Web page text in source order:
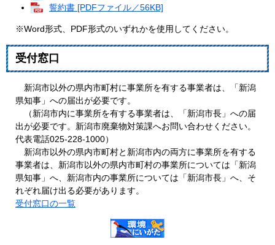
誓約書 [PDFファイル／56KB]
※Word形式、PDF形式のいずれかを使用してください。
受付窓口
新潟市以外の県内市町村に事業所を有する事業者は、「新潟
県知事」への届出が必要です。
（新潟市内に事業所を有する事業者は、「新潟市長」への届
出が必要です。新潟市廃棄物対策課へお問い合わせください。
代表電話025-228-1000）
新潟市以外の県内市町村と新潟市内の両方に事業所を有する
事業者は、新潟市以外の県内市町村の事業所については「新潟
県知事」へ、新潟市内の事業所については「新潟市長」へ、そ
れぞれ届け出る必要があります。
受付窓口の一覧